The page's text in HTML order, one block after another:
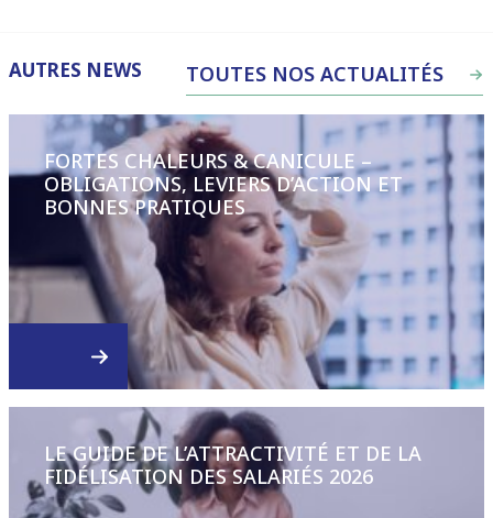
AUTRES NEWS TOUTES NOS ACTUALITÉS
FORTES CHALEURS & CANICULE –
OBLIGATIONS, LEVIERS D’ACTION ET
BONNES PRATIQUES
LE GUIDE DE L’ATTRACTIVITÉ ET DE LA
FIDÉLISATION DES SALARIÉS 2026